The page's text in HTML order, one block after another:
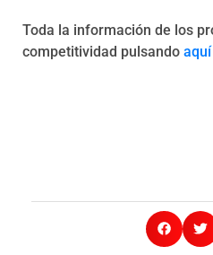
Toda la información de los
competitividad pulsando aquí